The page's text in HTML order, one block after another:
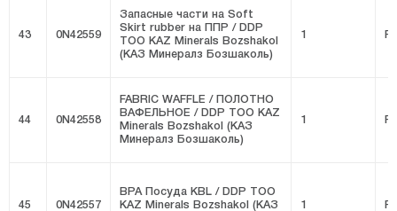
43 0N42559
Запасные части на Soft
Skirt rubber на ППР / DDP
ТОО KAZ Minerals Bozshakol
(КАЗ Минералз Бозшаколь)
1
44 0N42558
FABRIC WAFFLE / ПОЛОТНО
ВАФЕЛЬНОЕ / DDP ТОО KAZ
Minerals Bozshakol (КАЗ
Минералз Бозшаколь)
1
45 0N42557
BPA Посуда KBL / DDP ТОО
KAZ Minerals Bozshakol (КАЗ
1